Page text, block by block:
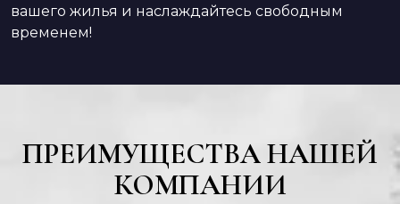
вашего жилья и наслаждайтесь свободным
временем!
ПРЕИМУЩЕСТВА НАШЕЙ
КОМПАНИИ